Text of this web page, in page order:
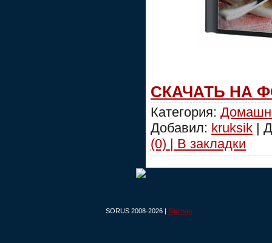
СКАЧАТЬ НА
Категория:
Добавил: kruksik |
(0) | В закладки
SORUS 2008-2026 | Sitemap